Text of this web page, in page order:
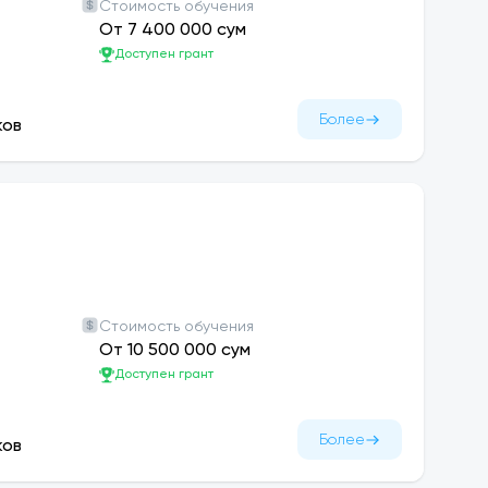
в последующие учебные годы.
20% увеличение базовой суммы
предметов, т.е. набравшим менее 71
гранта, будет выплачиваться
Стоимость обучения
От 7 400 000 сум
Доступен грант
Более
Стоимость обучения
От 10 500 000 сум
Доступен грант
Более